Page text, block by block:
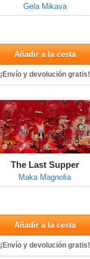
Gela Mikava
Añadir a la cesta
¡Envío y devolución gratis!
The Last Supper
Maka Magnolia
Añadir a la cesta
¡Envío y devolución gratis!